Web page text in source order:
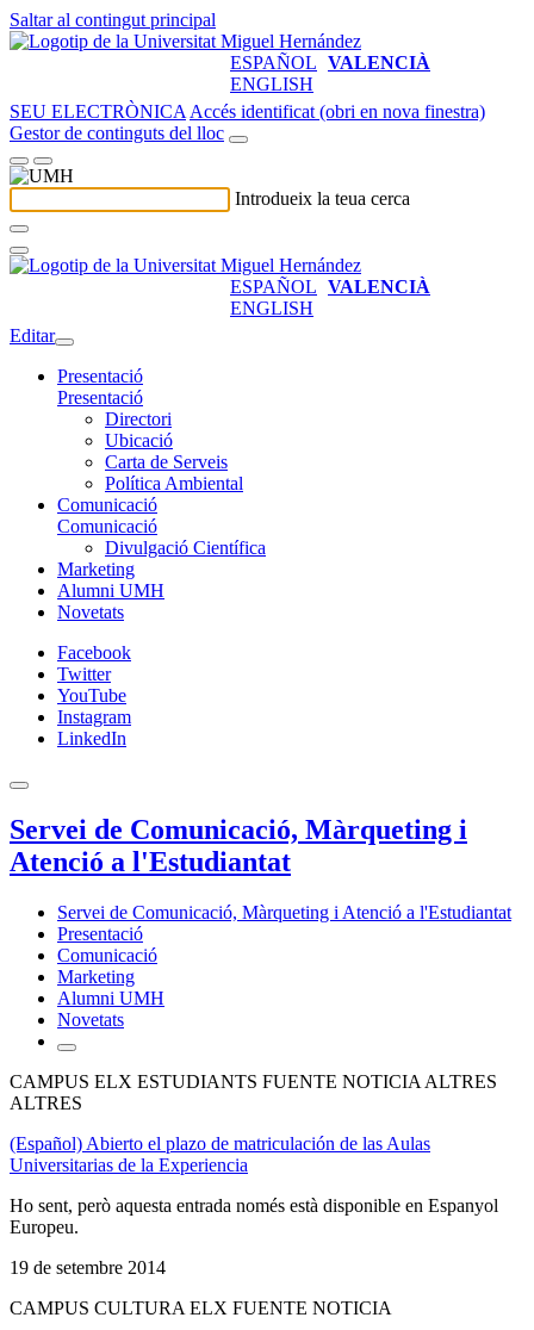
Saltar al contingut principal
ESPAÑOL VALENCIÀ
ENGLISH
SEU ELECTRÒNICA Accés identificat (obri en nova finestra)
Gestor de continguts del lloc
Introdueix la teua cerca
ESPAÑOL VALENCIÀ
ENGLISH
Editar
Presentació
Presentació
Directori
Ubicació
Carta de Serveis
Política Ambiental
Comunicació
Comunicació
Divulgació Científica
Marketing
Alumni UMH
Novetats
Facebook
Twitter
YouTube
Instagram
LinkedIn
Servei de Comunicació, Màrqueting i
Atenció a l'Estudiantat
Servei de Comunicació, Màrqueting i Atenció a l'Estudiantat
Presentació
Comunicació
Marketing
Alumni UMH
Novetats
CAMPUS ELX ESTUDIANTS FUENTE NOTICIA ALTRES
ALTRES
(Español) Abierto el plazo de matriculación de las Aulas
Universitarias de la Experiencia
Ho sent, però aquesta entrada només està disponible en Espanyol
Europeu.
19 de setembre 2014
CAMPUS CULTURA ELX FUENTE NOTICIA